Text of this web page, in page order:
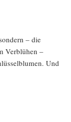
– die
Ver­blü­hen –
Und